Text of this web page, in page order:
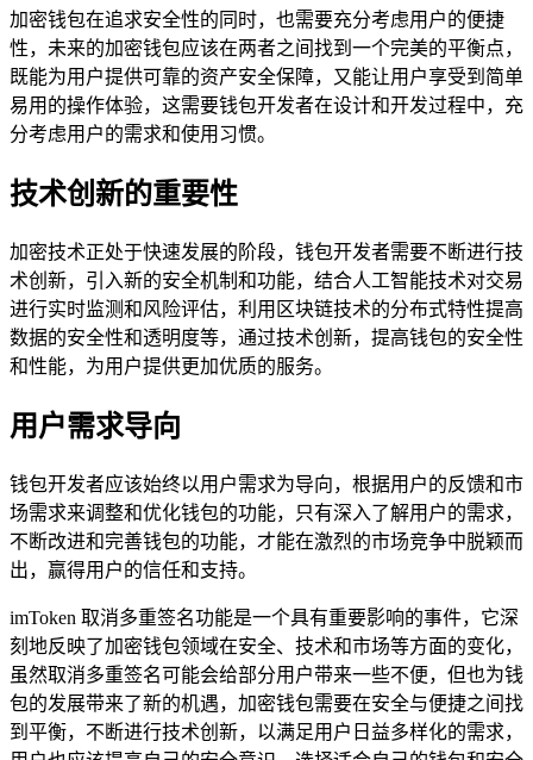
加密钱包在追求安全性的同时，也需要充分考虑用户的便捷
性，未来的加密钱包应该在两者之间找到一个完美的平衡点，
既能为用户提供可靠的资产安全保障，又能让用户享受到简单
易用的操作体验，这需要钱包开发者在设计和开发过程中，充
分考虑用户的需求和使用习惯。
技术创新的重要性
加密技术正处于快速发展的阶段，钱包开发者需要不断进行技
术创新，引入新的安全机制和功能，结合人工智能技术对交易
进行实时监测和风险评估，利用区块链技术的分布式特性提高
数据的安全性和透明度等，通过技术创新，提高钱包的安全性
和性能，为用户提供更加优质的服务。
用户需求导向
钱包开发者应该始终以用户需求为导向，根据用户的反馈和市
场需求来调整和优化钱包的功能，只有深入了解用户的需求，
不断改进和完善钱包的功能，才能在激烈的市场竞争中脱颖而
出，赢得用户的信任和支持。
imToken 取消多重签名功能是一个具有重要影响的事件，它深
刻地反映了加密钱包领域在安全、技术和市场等方面的变化，
虽然取消多重签名可能会给部分用户带来一些不便，但也为钱
包的发展带来了新的机遇，加密钱包需要在安全与便捷之间找
到平衡，不断进行技术创新，以满足用户日益多样化的需求，